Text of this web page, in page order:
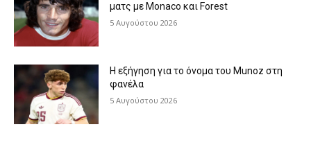
ματς με Monaco και Forest
5 Αυγούστου 2026
Η εξήγηση για το όνομα του Munoz στη
φανέλα
5 Αυγούστου 2026